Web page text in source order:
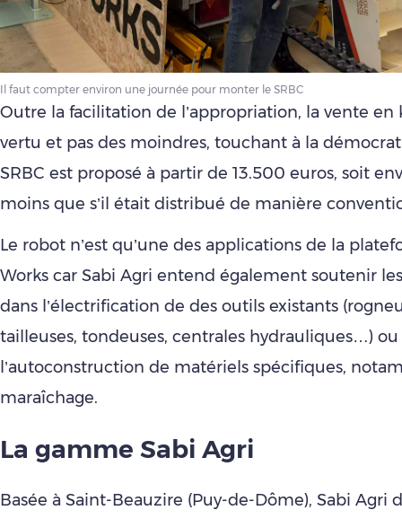
Il faut compter environ une journée pour monter le SRBC
Outre la facilitation de l’appropriation, la vente en
vertu et pas des moindres, touchant à la
SRBC est proposé à partir de 13.500 euros, soit
moins que s’il était distribué de manière
Le robot n’est qu’une des applications de la
Works car Sabi Agri entend également soutenir
dans l’électrification de des outils existants
tailleuses, tondeuses, centrales hydrauliques…)
l’autoconstruction de matériels spécifiques,
maraîchage.
La gamme Sabi Agri
Basée à Saint-Beauzire (Puy-de-Dôme), Sabi Agri